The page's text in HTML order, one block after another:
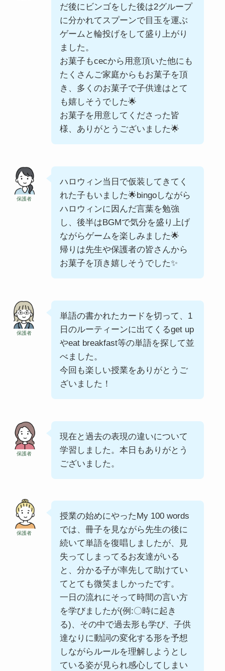
だ後にビンゴをした後は2グループ
に分かれてスプーンで目玉を運ぶ
ゲームと輪投げをして盛り上がり
ました。
お菓子もcecから用意頂いた他にも
たくさんご家庭からもお菓子を頂
き、多くのお菓子で子供達はとて
も嬉しそうでした🌟
お菓子を用意してくださった皆
様、ありがとうございました🌟
保護者
ハロウィン当日で仮装してきてく
れた子もいました🌟bingoしながら
ハロウィンに因んだ言葉を勉強
し、後半はBGMで気分を盛り上げ
ながらゲームを楽しみました🌟
帰りは先生や保護者の皆さんから
お菓子を頂き嬉しそうでした✨
保護者
単語の書かれたカードを切って、1
日のルーティーンに出てくるget up
やeat breakfast等の単語を探して並
べました。
今回も楽しい授業をありがとうご
ざいました！
保護者
現在と過去の表現の違いについて
学習しました。本日もありがとう
ございました。
保護者
授業の始めにやったMy 100 words
では、冊子を見ながら先生の後に
続いて単語を復唱しましたが、見
失ってしまってるお友達がいる
と、分かる子が率先して助けてい
てとても微笑ましかったです。
一日の流れにそって時間の言い方
を学びましたが(例:〇時に起き
る)、その中で過去形も学び、子供
達なりに動詞の変化する形を予想
しながらルールを理解しようとし
ている姿が見られ感心してしまい